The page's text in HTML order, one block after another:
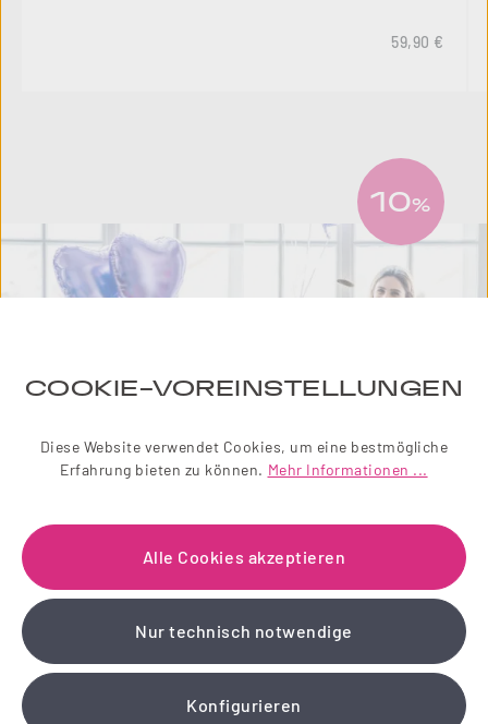
Regulärer
59,90 €
10%
NEWSLETTER
Einfach zauberhaft! Abonnieren Sie jetzt unseren
liebevoll gestalteten Newsletter.
Wir schenken Ihnen einen 10 % Gutschein!
COOKIE-VOREINSTELLUNGEN
Diese Website verwendet Cookies, um eine bestmögliche
Erfahrung bieten zu können. Mehr Informationen ...
Alle Cookies akzeptieren
Nur technisch notwendige
Konfigurieren